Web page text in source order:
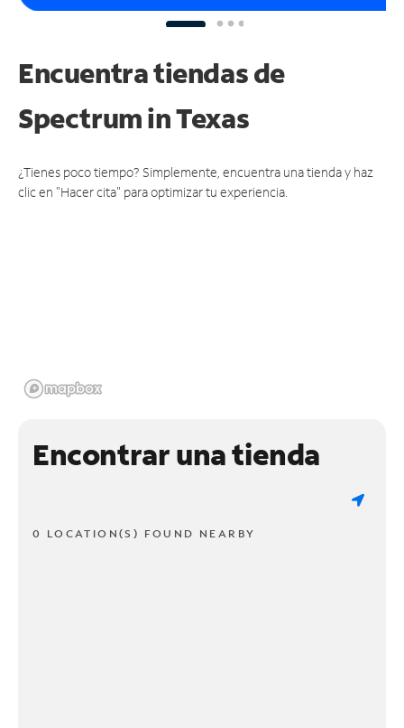
Encuentra tiendas de
Spectrumin Texas
¿Tienes poco tiempo? Simplemente, encuentra una tienda y haz
clic en "Hacer cita" para optimizar tu experiencia.
Encontrar una tienda
0 LOCATION(S) FOUND NEARBY